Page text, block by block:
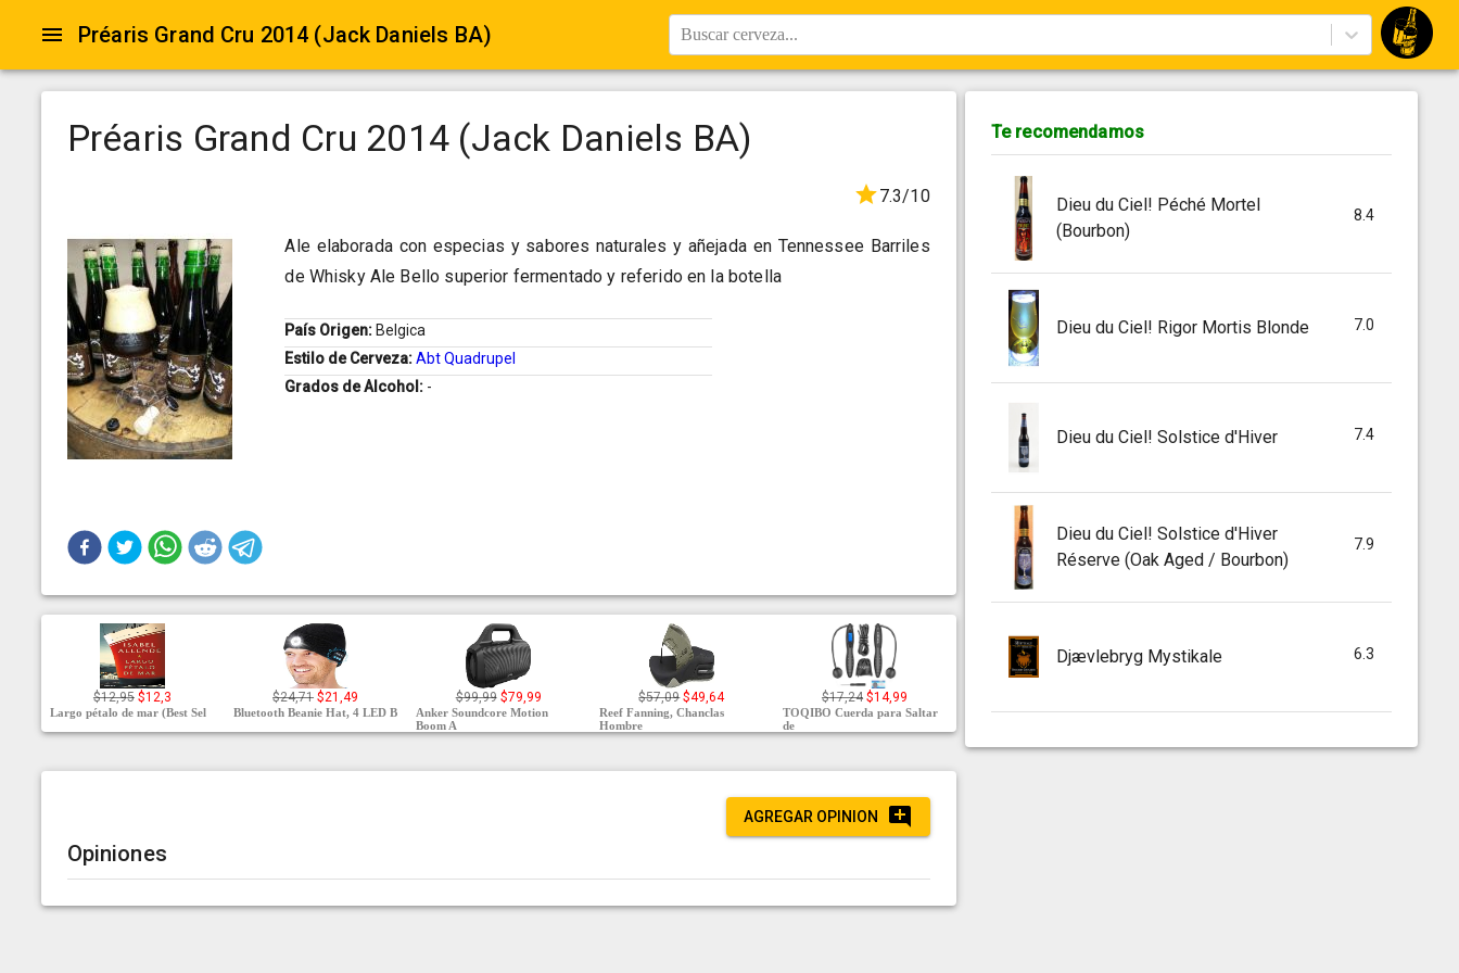
Préaris Grand Cru 2014 (Jack Daniels BA) Buscar cerveza...
Préaris Grand Cru 2014 (Jack Daniels BA)
7.3/10
Ale elaborada con especias y sabores naturales y añejada en Tennessee Barriles
de Whisky Ale Bello superior fermentado y referido en la botella
País Origen: Belgica
Estilo de Cerveza:Abt Quadrupel
Grados de Alcohol: -
$12,95 $12,3
Largo pétalo de mar (Best Sel
$24,71 $21,49
Bluetooth Beanie Hat, 4 LED B
$99,99 $79,99
Anker Soundcore Motion
Boom A
$57,09 $49,64
Reef Fanning, Chanclas
Hombre
$17,24 $14,99
TOQIBO Cuerda para Saltar
de
AGREGAR OPINION
Opiniones
Te recomendamos
Dieu du Ciel! Péché Mortel
(Bourbon)
8.4
Dieu du Ciel! Rigor Mortis Blonde 7.0
Dieu du Ciel! Solstice d'Hiver 7.4
Dieu du Ciel! Solstice d'Hiver
Réserve (Oak Aged / Bourbon)
7.9
Djævlebryg Mystikale 6.3